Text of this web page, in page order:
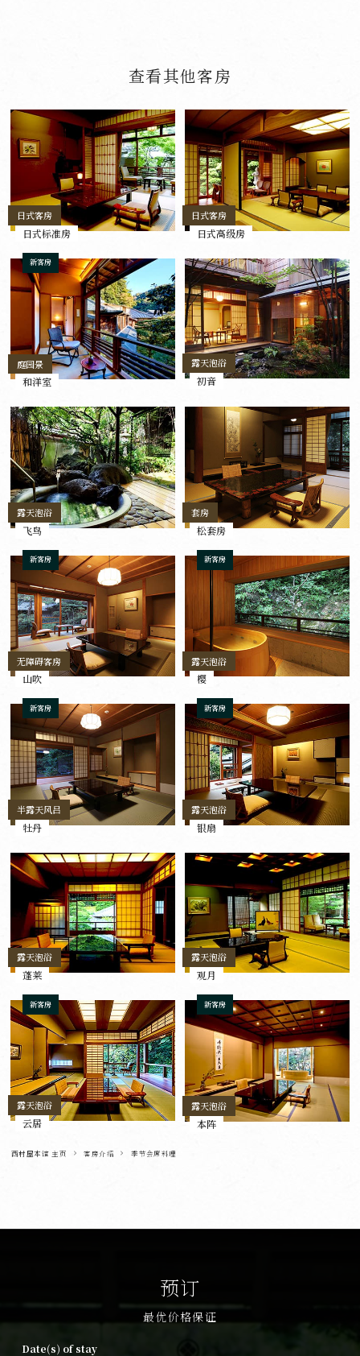
查看其他客房
日式标准房
日式客房
日式高级房
日式客房
新客房
和洋室
庭园景
初音
露天泡浴
飞鸟
露天泡浴
松套房
套房
新客房
山吹
无障碍客房
新客房
樱
露天泡浴
新客房
牡丹
半露天风吕
新客房
银扇
露天泡浴
蓬莱
露天泡浴
观月
露天泡浴
新客房
云居
露天泡浴
新客房
本阵
露天泡浴
西村屋本馆 主页 客房介绍 季节会席料理
预订
最优价格保证
Date(s) of stay